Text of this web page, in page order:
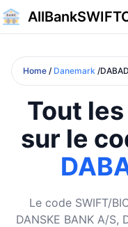
Home / Danemark /
Tout
sur le
Le code SWIFT/
DANSKE BANK A/S,